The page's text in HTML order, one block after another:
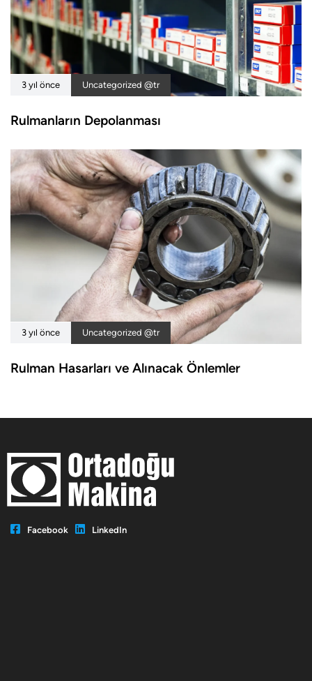
3 yıl önce Uncategorized @tr
Rulmanların Depolanması
3 yıl önce Uncategorized @tr
Rulman Hasarları ve Alınacak Önlemler
Facebook LinkedIn